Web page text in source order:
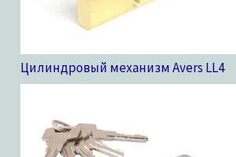
Цилиндровый механизм Avers LL4